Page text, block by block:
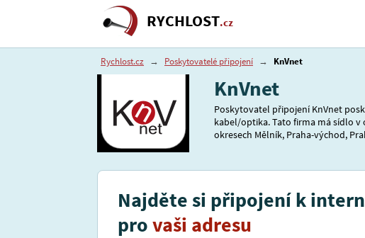
RYCHLOST.cz
Rychlost.cz → Poskytovatelé připojení → KnVnet
KnVnet
Poskytovatel připojení KnVnet
kabel/optika. Tato firma má sídlo
okresech Mělník, Praha-východ,
Najděte si připojení k
provaši adresu